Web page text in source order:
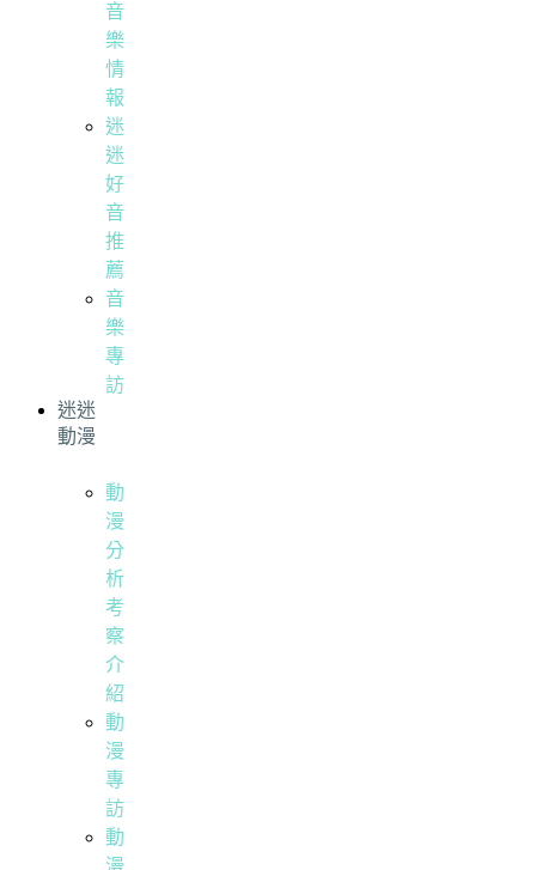
音
樂
情
報
迷
迷
好
音
推
薦
音
樂
專
訪
迷迷
動漫
動
漫
分
析
考
察
介
紹
動
漫
專
訪
動
漫